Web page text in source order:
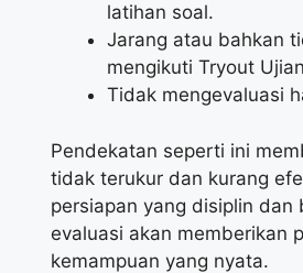
latihan soal.
Jarang atau bahkan
mengikuti Tryout
Tidak mengevaluasi
Pendekatan seperti ini
tidak terukur dan kurang
persiapan yang disiplin dan
evaluasi akan memberikan
kemampuan yang nyata.